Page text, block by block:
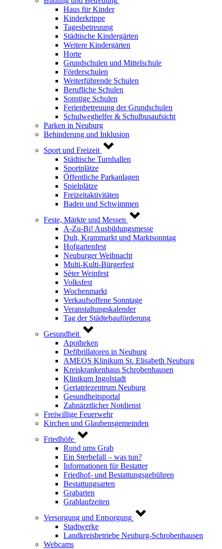
Haus für Kinder
Kinderkrippe
Tagesbetreuung
Städtische Kindergärten
Weitere Kindergärten
Horte
Grundschulen und Mittelschule
Förderschulen
Weiterführende Schulen
Berufliche Schulen
Sonstige Schulen
Ferienbetreuung der Grundschulen
Schulweghelfer & Schulbusaufsicht
Parken in Neuburg
Behinderung und Inklusion
Sport und Freizeit
Städtische Turnhallen
Sportplätze
Öffentliche Parkanlagen
Spielplätze
Freizeitaktivitäten
Baden und Schwimmen
Feste, Märkte und Messen
A-Zu-Bi! Ausbildungsmesse
Dult, Krammarkt und Marktsonntag
Hofgartenfest
Neuburger Weihnacht
Multi-Kulti-Bürgerfest
Sèter Weinfest
Volksfest
Wochenmarkt
Verkaufsoffene Sonntage
Veranstaltungskalender
Tag der Städtebauförderung
Gesundheit
Apotheken
Defibrillatoren in Neuburg
AMEOS Klinikum St. Elisabeth Neuburg
Kreiskrankenhaus Schrobenhausen
Klinikum Ingolstadt
Geriatriezentrum Neuburg
Gesundheitsportal
Zahnärztlicher Notdienst
Freiwillige Feuerwehr
Kirchen und Glaubensgemeinden
Friedhöfe
Rund ums Grab
Ein Sterbefall – was tun?
Informationen für Bestatter
Friedhof- und Bestattungsgebühren
Bestattungsarten
Grabarten
Grablaufzeiten
Versorgung und Entsorgung
Stadtwerke
Landkreisbetriebe Neuburg-Schrobenhausen
Webcams